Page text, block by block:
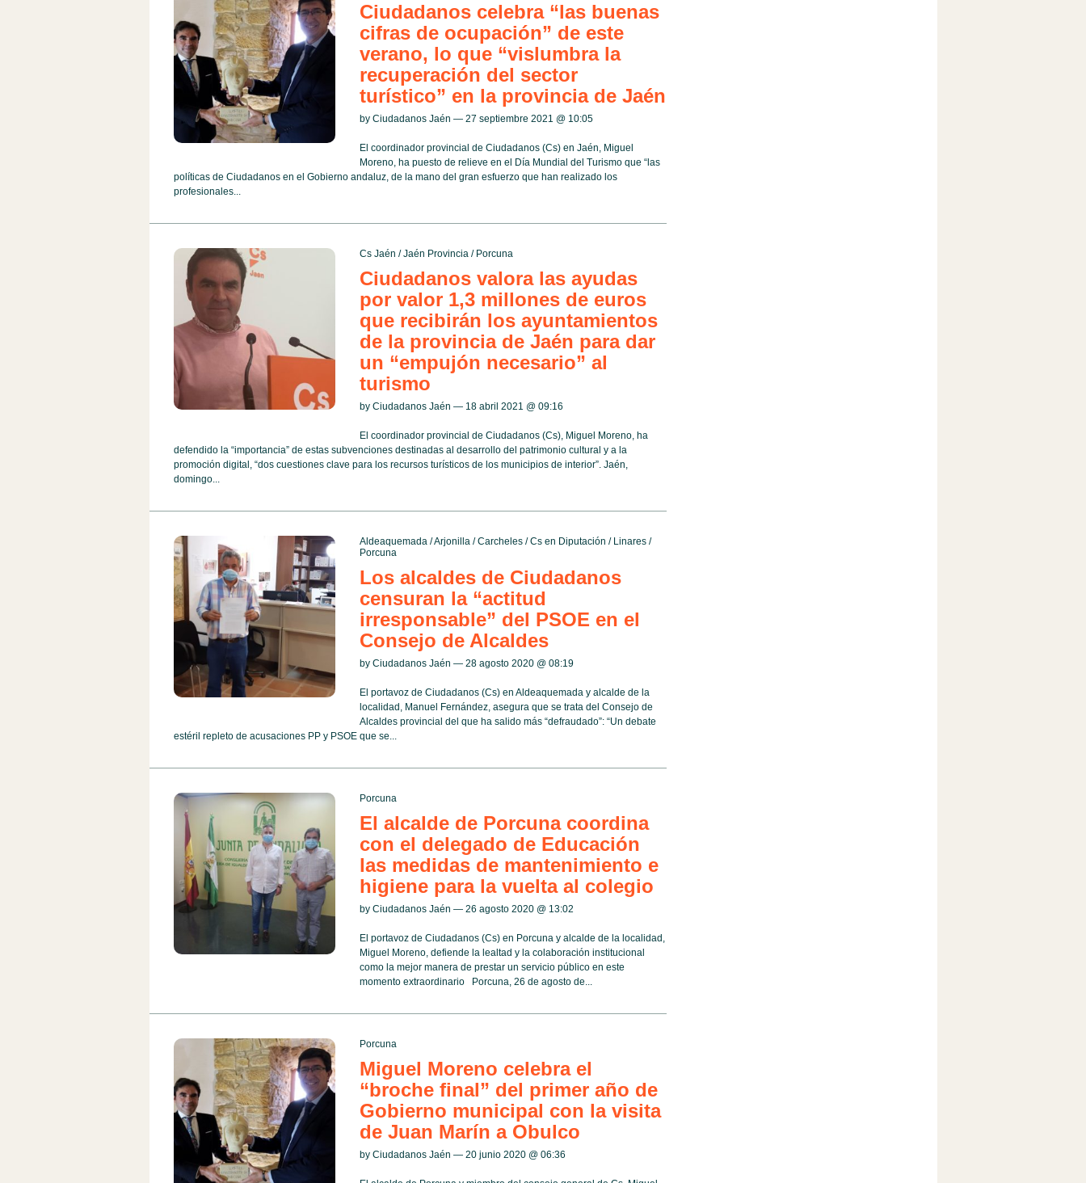
Ciudadanos celebra “las buenas
cifras de ocupación” de este
verano, lo que “vislumbra la
recuperación del sector
turístico” en la provincia de Jaén
by Ciudadanos Jaén — 27 septiembre 2021 @ 10:05
El coordinador provincial de Ciudadanos (Cs) en Jaén, Miguel
Moreno, ha puesto de relieve en el Día Mundial del Turismo que “las
políticas de Ciudadanos en el Gobierno andaluz, de la mano del gran esfuerzo que han realizado los
profesionales...
Cs Jaén /Jaén Provincia/ Porcuna
Ciudadanos valora las ayudas
por valor 1,3 millones de euros
que recibirán los ayuntamientos
de la provincia de Jaén para dar
un “empujón necesario” al
turismo
by Ciudadanos Jaén — 18 abril 2021 @ 09:16
El coordinador provincial de Ciudadanos (Cs), Miguel Moreno, ha
defendido la “importancia” de estas subvenciones destinadas al desarrollo del patrimonio cultural y a la
promoción digital, “dos cuestiones clave para los recursos turísticos de los municipios de interior”. Jaén,
domingo...
Aldeaquemada/Arjonilla/Carcheles/Cs en Diputación / Linares/
Porcuna
Los alcaldes de Ciudadanos
censuran la “actitud
irresponsable” del PSOE en el
Consejo de Alcaldes
by Ciudadanos Jaén — 28 agosto 2020 @ 08:19
El portavoz de Ciudadanos (Cs) en Aldeaquemada y alcalde de la
localidad, Manuel Fernández, asegura que se trata del Consejo de
Alcaldes provincial del que ha salido más “defraudado”: “Un debate
estéril repleto de acusaciones PP y PSOE que se...
Porcuna
El alcalde de Porcuna coordina
con el delegado de Educación
las medidas de mantenimiento e
higiene para la vuelta al colegio
by Ciudadanos Jaén — 26 agosto 2020 @ 13:02
El portavoz de Ciudadanos (Cs) en Porcuna y alcalde de la localidad,
Miguel Moreno, defiende la lealtad y la colaboración institucional
como la mejor manera de prestar un servicio público en este
momento extraordinario Porcuna, 26 de agosto de...
Porcuna
Miguel Moreno celebra el
“broche final” del primer año de
Gobierno municipal con la visita
de Juan Marín a Obulco
by Ciudadanos Jaén — 20 junio 2020 @ 06:36